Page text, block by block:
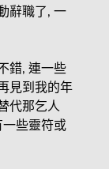
辭職了, 一
錯, 連一些
見到我的年
代那乞人
一些靈符或